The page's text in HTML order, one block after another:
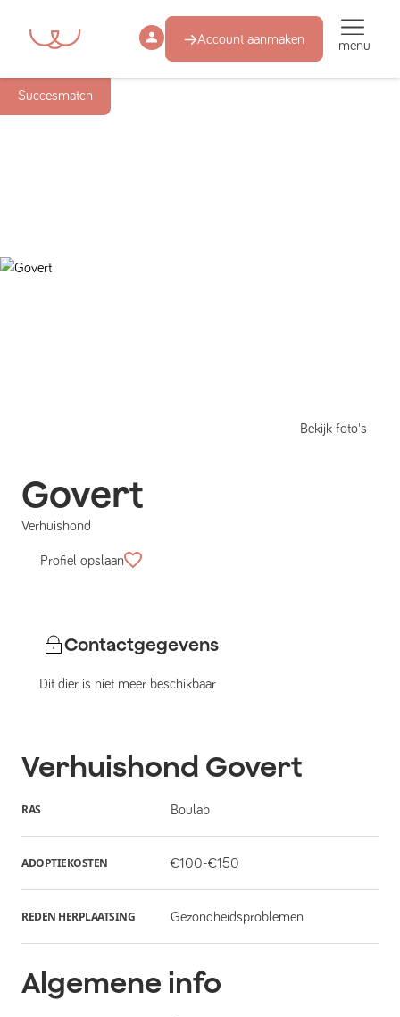
Account aanmaken menu
Succesmatch
Bekijk foto's
Govert
Verhuishond
Profiel opslaan
Contactgegevens
Dit dier is niet meer beschikbaar
Verhuishond Govert
RAS Boulab
ADOPTIEKOSTEN €100-€150
REDEN HERPLAATSING Gezondheidsproblemen
Algemene info